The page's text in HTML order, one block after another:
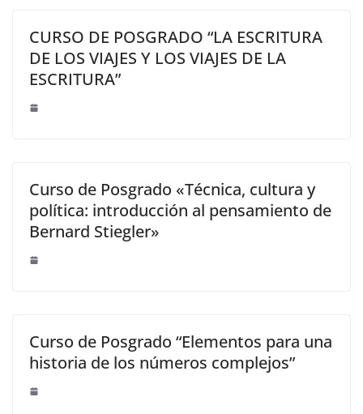
CURSO DE POSGRADO “LA ESCRITURA
DE LOS VIAJES Y LOS VIAJES DE LA
ESCRITURA”
Curso de Posgrado «Técnica, cultura y
política: introducción al pensamiento de
Bernard Stiegler»
Curso de Posgrado “Elementos para una
historia de los números complejos”